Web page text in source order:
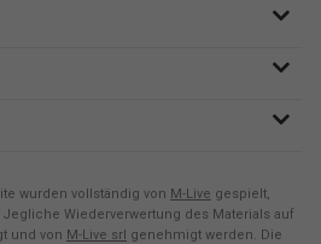
wurden vollständig von M-Live gespielt,
Wiederverwertung des Materials auf
und von M-Live srl genehmigt werden. Die